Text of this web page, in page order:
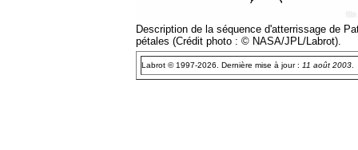
Description de la séquence d'atterrissage de
pétales (Crédit photo : © NASA/JPL/Labrot).
Labrot © 1997-2026. Dernière mise à jour : 11 août 2003.